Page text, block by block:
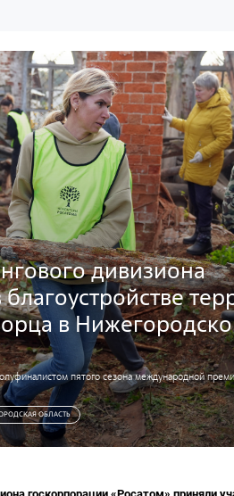
дивизиона
в
пятого сезона международной
ОБЛАСТЬ